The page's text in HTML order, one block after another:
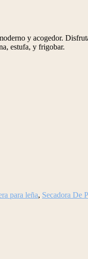
y acogedor.
estufa, y frigobar.
para leña, Secadora De